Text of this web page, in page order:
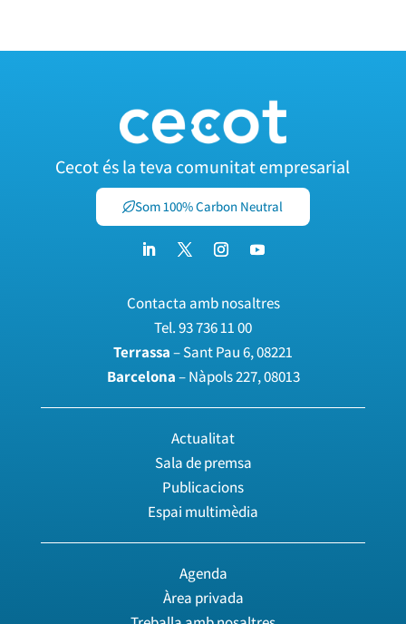
Cecot és la teva comunitat empresarial
Som 100% Carbon Neutral
Contacta amb nosaltres
Tel.93 736 11 00
Terrassa– Sant Pau 6, 08221
Barcelona– Nàpols 227, 08013
Actualitat
Sala de premsa
Publicacions
Espai multimèdia
Agenda
Àrea privada